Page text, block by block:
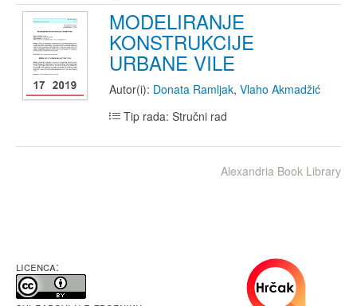
MODELIRANJE
KONSTRUKCIJE
URBANE VILE
Autor(i): Donata Ramljak, Vlaho Akmadžić
Tip rada: Stručni rad
Alexandria Book Library
LICENCA: